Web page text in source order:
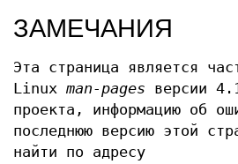
ЗАМЕЧАНИЯ
Эта страница является
Linux man-pages версии
проекта, информацию об
последнюю версию этой
найти по адресу